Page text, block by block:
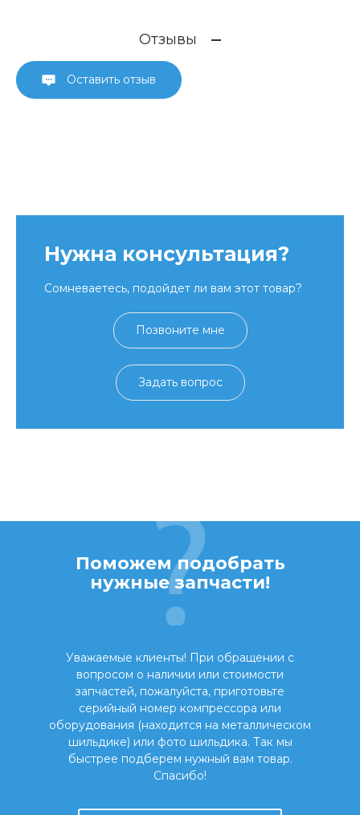
Отзывы
Оставить отзыв
Нужна консультация?
Сомневаетесь, подойдет ли вам этот товар?
Позвоните мне
Задать вопрос
Поможем подобрать
нужные запчасти!
Уважаемые клиенты! При обращении с
вопросом о наличии или стоимости
запчастей, пожалуйста, приготовьте
серийный номер компрессора или
оборудования (находится на металлическом
шильдике) или фото шильдика. Так мы
быстрее подберем нужный вам товар.
Спасибо!